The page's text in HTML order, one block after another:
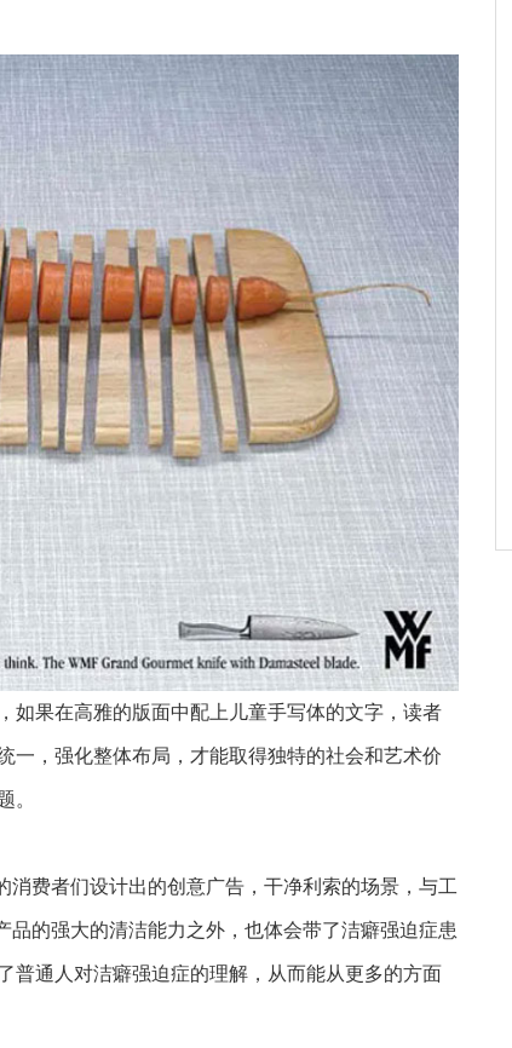
如果在高雅的版面中配上儿童手写体的文字，读者
一，强化整体布局，才能取得独特的社会和艺术价
。
消费者们设计出的创意广告，干净利索的场景，与工
品的强大的清洁能力之外，也体会带了洁癖强迫症患
普通人对洁癖强迫症的理解，从而能从更多的方面